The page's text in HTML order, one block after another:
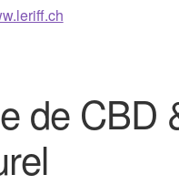
de CBD